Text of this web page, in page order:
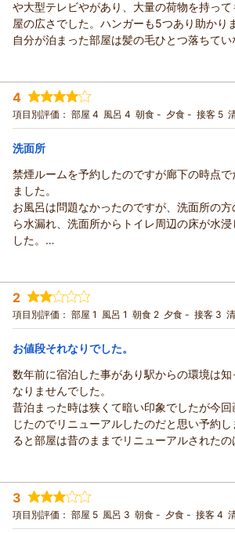
や大型テレビやがあり、大量の荷物を持っ
屋の広さでした。ハンガーも5つあり助かり
自分が泊まった部屋は髪の毛ひとつ落ちて
トイレとお風呂は別々で、その間に洗面所で
の寝癖直しもゆったりと出来ました！お風
別々で、更には風呂用のイスと桶まで用意
りが行き届いているなと驚きました。
ウエルカムドリンクでコーヒーとオレンジジ
ボトル1本頂けました。
大変、満足なホテルでしたがお願いを言わせ
と、無料のウォーターサーバーがあると助か
それとトイレにサニタリーボックスが無か
置していただきたいです。
ず、受け付けの方がスマホの画面を明るくし
でそうしたら読み込めました。注意書きが
宿泊時期： 2026年07月宿泊 (その他)
投稿者： カズさん(女性/40代)
宿泊プラン： 【早期割30】◆清掃なし◆連泊でさら
予約でお得な素泊まりプラン
ツイン 食事なし
宿泊価格帯：
4
項目別評価： 部屋 4 風呂 4 朝食 - 夕食 - 接客 5
洗面所
禁煙ルームを予約したのですが廊下の時点
ました。
お風呂は問題なかったのですが、洗面所の
ら水漏れ、洗面所からトイレ周辺の床が水
した。
スリッパも使い捨てのものではないため、そ
底の水漏れからは誰ものかわからない髪の
おり足が汚くなった気がしました…
バスマットも床に敷いていたためびちょびち
コンビニは駅の方まで戻らないとないです。
宿泊時期： 2026年06月宿泊 (一人旅)
投稿者： はるちゃんさん
宿泊プラン： 【じゃらんスペシャルウィーク】お得
まり】
セミダブル 食事なし
宿泊価格帯： 6,001～7,000円(大人一人あたり/税込)
2
項目別評価： 部屋 1 風呂 1 朝食 2 夕食 - 接客 3
お値段それなりでした。
数年前に宿泊した事があり駅からの環境は
なりませんでした。
昔泊まった時は狭くて暗い印象でしたが今
じたのでリニューアルしたのだと思い予約
ると部屋は昔のままでリニューアルされたの
ユニットトイレや風呂は狭く排水も悪くゴミ
悪いです。部屋のスリッパも使い捨ての物
いと思います。
朝食やミネラルウォーターは有り難いけど朝
宿泊時期： 2026年06月宿泊 (恋人旅行)
投稿者： ちーさん(女性/50代)
宿泊プラン： 【早期割30】30日前までのご予約で
ダブル 朝のみ
3
項目別評価： 部屋 5 風呂 3 朝食 - 夕食 - 接客 4